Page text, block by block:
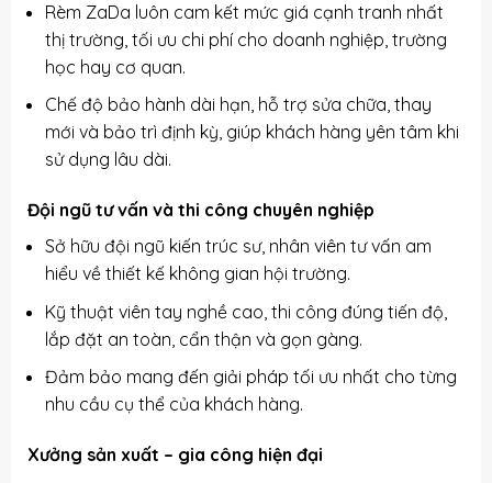
Rèm ZaDa luôn cam kết mức giá cạnh tranh nhất
thị trường, tối ưu chi phí cho doanh nghiệp, trường
học hay cơ quan.
Chế độ bảo hành dài hạn, hỗ trợ sửa chữa, thay
mới và bảo trì định kỳ, giúp khách hàng yên tâm khi
sử dụng lâu dài.
Đội ngũ tư vấn và thi công chuyên nghiệp
Sở hữu đội ngũ kiến trúc sư, nhân viên tư vấn am
hiểu về thiết kế không gian hội trường.
Kỹ thuật viên tay nghề cao, thi công đúng tiến độ,
lắp đặt an toàn, cẩn thận và gọn gàng.
Đảm bảo mang đến giải pháp tối ưu nhất cho từng
nhu cầu cụ thể của khách hàng.
Xưởng sản xuất – gia công hiện đại